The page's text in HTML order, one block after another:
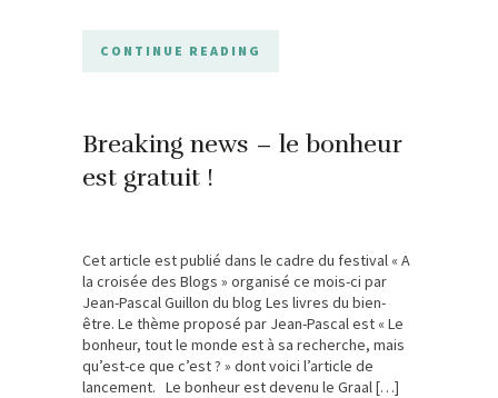
CONTINUE READING
Breaking news – le bonheur
est gratuit !
Cet article est publié dans le cadre du festival « A
la croisée des Blogs » organisé ce mois-ci par
Jean-Pascal Guillon du blog Les livres du bien-
être. Le thème proposé par Jean-Pascal est « Le
bonheur, tout le monde est à sa recherche, mais
qu’est-ce que c’est ? » dont voici l’article de
lancement. Le bonheur est devenu le Graal […]